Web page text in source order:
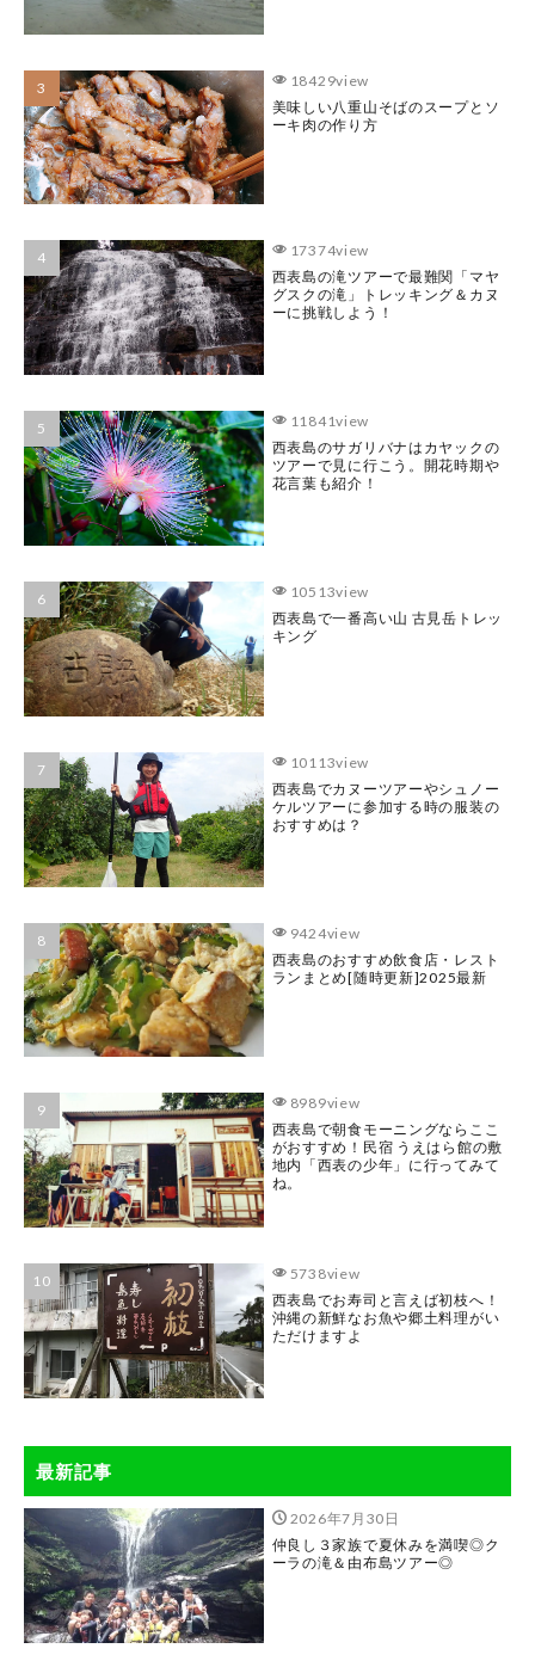
18429view
美味しい八重山そばのスープとソ
ーキ肉の作り方
17374view
西表島の滝ツアーで最難関「マヤ
グスクの滝」トレッキング＆カヌ
ーに挑戦しよう！
11841view
西表島のサガリバナはカヤックの
ツアーで見に行こう。開花時期や
花言葉も紹介！
10513view
西表島で一番高い山 古見岳トレッ
キング
10113view
西表島でカヌーツアーやシュノー
ケルツアーに参加する時の服装の
おすすめは？
9424view
西表島のおすすめ飲食店・レスト
ランまとめ[随時更新]2025最新
8989view
西表島で朝食モーニングならここ
がおすすめ！民宿 うえはら館の敷
地内「西表の少年」に行ってみて
ね。
5738view
西表島でお寿司と言えば初枝へ！
沖縄の新鮮なお魚や郷土料理がい
ただけますよ
最新記事
2026年7月30日
仲良し３家族で夏休みを満喫◎ク
ーラの滝＆由布島ツアー◎